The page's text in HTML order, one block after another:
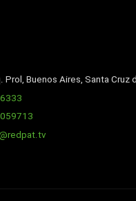
Buenos Aires, Santa Cruz